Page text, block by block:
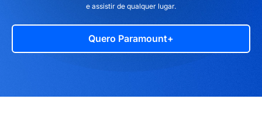
e assistir de qualquer lugar.
Quero Paramount+